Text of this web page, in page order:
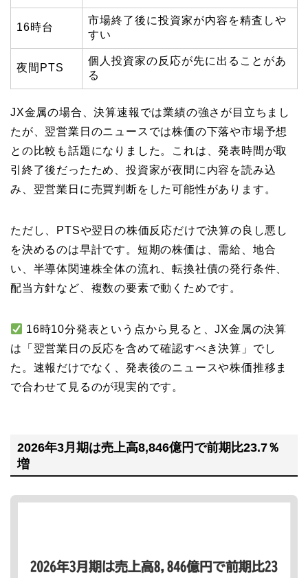
16時台
市場終了後に投資家が内容を精査しや
すい
夜間PTS
個人投資家の反応が先に出ることがあ
る
JX金属の場合、決算速報では業績の強さが目立ちまし
たが、翌営業日のニュースでは株価の下落や市場予想
との比較も話題になりました。これは、発表時間が取
引終了後だったため、投資家が夜間に内容を読み込
み、翌営業日に売買判断をした可能性があります。
ただし、PTSや翌日の株価反応だけで決算の良し悪し
を決めるのは早計です。短期の株価は、需給、地合
い、半導体関連株全体の流れ、転換社債の発行条件、
配当方針など、複数の要素で動くためです。
16時10分発表という点から見ると、JX金属の決算
は「翌営業日の反応を含めて確認すべき決算」でし
た。速報だけでなく、発表後のニュースや株価推移ま
で合わせて見るのが現実的です。
2026年3月期は売上高8,846億円で前期比23.7％
増